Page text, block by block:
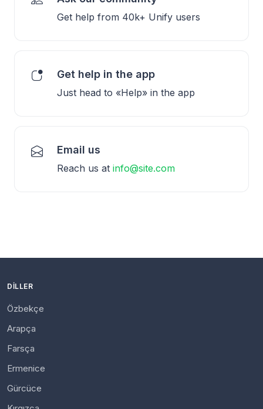
Get help from 40k+ Unify users
Get help in the app
Just head to «Help» in the app
Email us
Reach us at info@site.com
DILLER
Özbekçe
Arapça
Farsça
Ermenice
Gürcüce